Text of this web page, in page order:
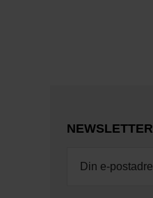
NEWSLETTER